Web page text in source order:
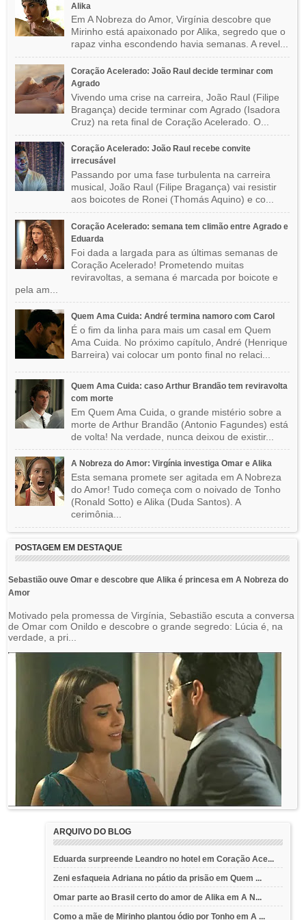
Alika
Em A Nobreza do Amor, Virgínia descobre que
Mirinho está apaixonado por Alika, segredo que o
rapaz vinha escondendo havia semanas. A revel...
Coração Acelerado: João Raul decide terminar com
Agrado
Vivendo uma crise na carreira, João Raul (Filipe
Bragança) decide terminar com Agrado (Isadora
Cruz) na reta final de Coração Acelerado. O...
Coração Acelerado: João Raul recebe convite
irrecusável
Passando por uma fase turbulenta na carreira
musical, João Raul (Filipe Bragança) vai resistir
aos boicotes de Ronei (Thomás Aquino) e co...
Coração Acelerado: semana tem climão entre Agrado e
Eduarda
Foi dada a largada para as últimas semanas de
Coração Acelerado! Prometendo muitas
reviravoltas, a semana é marcada por boicote e
pela am...
Quem Ama Cuida: André termina namoro com Carol
É o fim da linha para mais um casal em Quem
Ama Cuida. No próximo capítulo, André (Henrique
Barreira) vai colocar um ponto final no relaci...
Quem Ama Cuida: caso Arthur Brandão tem reviravolta
com morte
Em Quem Ama Cuida, o grande mistério sobre a
morte de Arthur Brandão (Antonio Fagundes) está
de volta! Na verdade, nunca deixou de existir...
A Nobreza do Amor: Virgínia investiga Omar e Alika
Esta semana promete ser agitada em A Nobreza
do Amor! Tudo começa com o noivado de Tonho
(Ronald Sotto) e Alika (Duda Santos). A
cerimônia...
POSTAGEM EM DESTAQUE
Sebastião ouve Omar e descobre que Alika é princesa em A Nobreza do
Amor
Motivado pela promessa de Virgínia, Sebastião escuta a conversa
de Omar com Onildo e descobre o grande segredo: Lúcia é, na
verdade, a pri...
ARQUIVO DO BLOG
Eduarda surpreende Leandro no hotel em Coração Ace...
Zeni esfaqueia Adriana no pátio da prisão em Quem ...
Omar parte ao Brasil certo do amor de Alika em A N...
Como a mãe de Mirinho plantou ódio por Tonho em A ...